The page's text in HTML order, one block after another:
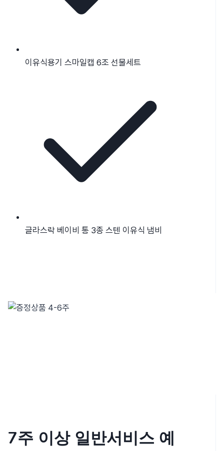
이유식용기 스마일캡 6조 선물세트
글라스락 베이비 통 3종 스텐 이유식 냄비
7주 이상 일반서비스 예